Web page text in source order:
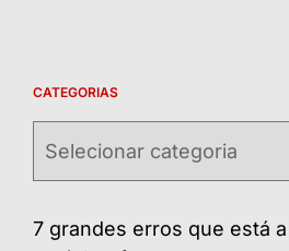
CATEGORIAS
7 grandes erros que está